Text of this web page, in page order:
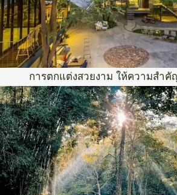
การตกแต่งสวยงาม ให้ความสำ